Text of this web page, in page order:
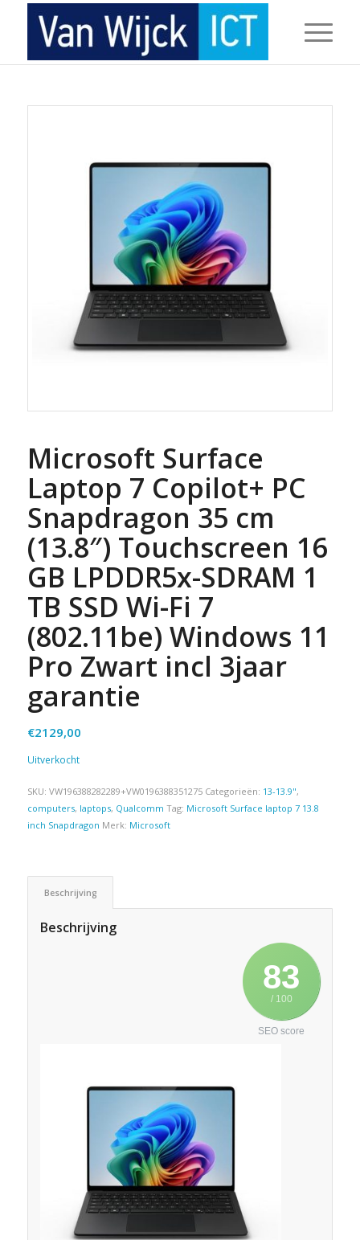
Microsoft Surface
Laptop 7 Copilot+ PC
Snapdragon 35 cm
(13.8″) Touchscreen 16
GB LPDDR5x-SDRAM 1
TB SSD Wi-Fi 7
(802.11be) Windows 11
Pro Zwart incl 3jaar
garantie
€2129,00
Uitverkocht
SKU: VW196388282289+VW0196388351275 Categorieën: 13-13.9",
computers, laptops, Qualcomm Tag: Microsoft Surface laptop 7 13.8
inch Snapdragon Merk: Microsoft
Beschrijving
Beschrijving
83
/ 100
SEO score